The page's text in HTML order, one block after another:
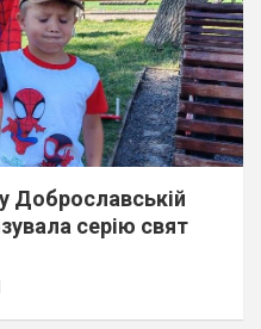
Доброславській
серію свят